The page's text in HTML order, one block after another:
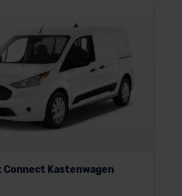
Connect Kastenwagen